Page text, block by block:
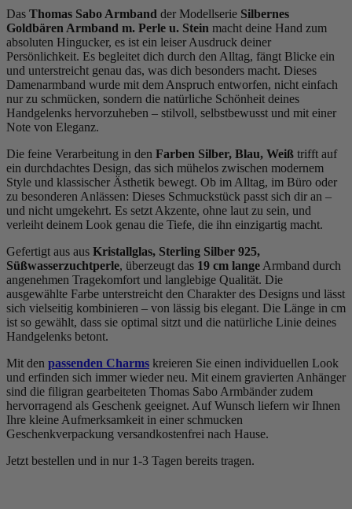
Das Thomas Sabo Armband der Modellserie Silbernes
Goldbären Armband m. Perle u. Stein macht deine Hand zum
absoluten Hingucker, es ist ein leiser Ausdruck deiner
Persönlichkeit. Es begleitet dich durch den Alltag, fängt Blicke ein
und unterstreicht genau das, was dich besonders macht. Dieses
Damenarmband wurde mit dem Anspruch entworfen, nicht einfach
nur zu schmücken, sondern die natürliche Schönheit deines
Handgelenks hervorzuheben – stilvoll, selbstbewusst und mit einer
Note von Eleganz.
Die feine Verarbeitung in den Farben Silber, Blau, Weiß trifft auf
ein durchdachtes Design, das sich mühelos zwischen modernem
Style und klassischer Ästhetik bewegt. Ob im Alltag, im Büro oder
zu besonderen Anlässen: Dieses Schmuckstück passt sich dir an –
und nicht umgekehrt. Es setzt Akzente, ohne laut zu sein, und
verleiht deinem Look genau die Tiefe, die ihn einzigartig macht.
Gefertigt aus aus Kristallglas, Sterling Silber 925,
Süßwasserzuchtperle, überzeugt das 19 cm lange Armband durch
angenehmen Tragekomfort und langlebige Qualität. Die
ausgewählte Farbe unterstreicht den Charakter des Designs und lässt
sich vielseitig kombinieren – von lässig bis elegant. Die Länge in cm
ist so gewählt, dass sie optimal sitzt und die natürliche Linie deines
Handgelenks betont.
Mit den passenden Charms kreieren Sie einen individuellen Look
und erfinden sich immer wieder neu. Mit einem gravierten Anhänger
sind die filigran gearbeiteten Thomas Sabo Armbänder zudem
hervorragend als Geschenk geeignet. Auf Wunsch liefern wir Ihnen
Ihre kleine Aufmerksamkeit in einer schmucken
Geschenkverpackung versandkostenfrei nach Hause.
Jetzt bestellen und in nur 1-3 Tagen bereits tragen.